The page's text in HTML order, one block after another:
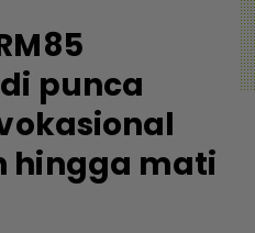
punca
hingga mati